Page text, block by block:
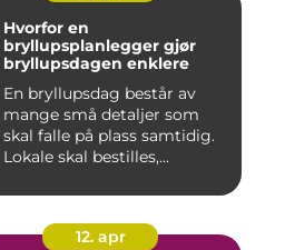
Hvorfor en
bryllupsplanlegger gjør
bryllupsdagen enklere
En bryllupsdag består av
mange små detaljer som
skal falle på plass samtidig.
Lokale skal bestilles,...
12. apr